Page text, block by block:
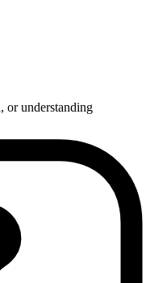
or understanding